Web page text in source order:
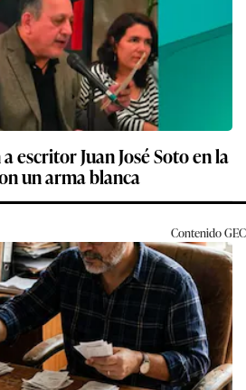
escritor Juan José Soto en la
un arma blanca
ContenidoGEC